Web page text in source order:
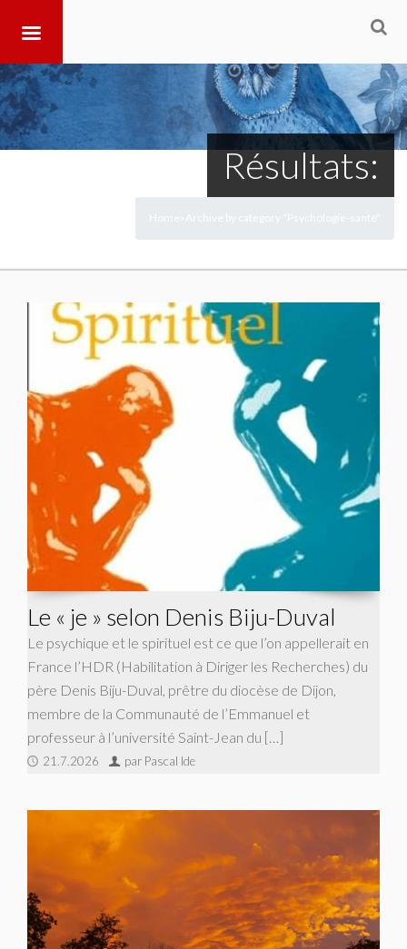
Résultats:
Le « je » selon Denis Biju-Duval
Le psychique et le spirituel est ce que l’on appellerait en
France l’HDR (Habilitation à Diriger les Recherches) du
père Denis Biju-Duval, prêtre du diocèse de Dijon,
membre de la Communauté de l’Emmanuel et
professeur à l’université Saint-Jean du […]
21.7.2026 par Pascal Ide